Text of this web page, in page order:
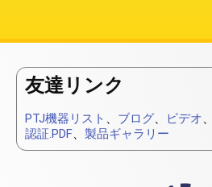
友達リンク
PTJ機器リスト 、 ブログ、 ビデオ、
認証.PDF、 製品ギャラリー